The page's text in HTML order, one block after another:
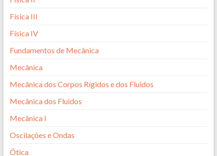
Física III
Física IV
Fundamentos de Mecânica
Mecânica
Mecânica dos Corpos Rígidos e dos Fluidos
Mecânica dos Fluidos
Mecânica I
Oscilações e Ondas
Ótica